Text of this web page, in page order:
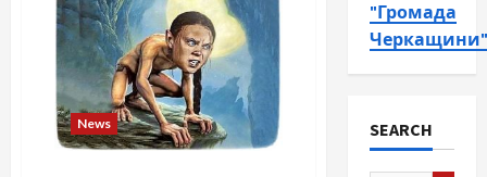
News
"Громада
Черкащини"
SEARCH